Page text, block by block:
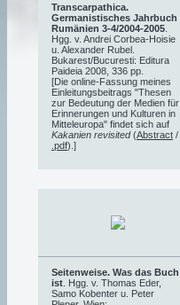
Transcarpathica.
Germanistisches Jahrbuch
Rumänien 3-4/2004-2005
Hgg. v. Andrei Corbea-Hoisie
u. Alexander Rubel.
Bukarest/Bucuresti: Editura
Paideia 2008, 336 pp.
[Die online-Fassung meines
Einleitungsbeitrags "Thesen
zur Bedeutung der Medien für
Erinnerungen und Kulturen in
Mitteleuropa" findet sich auf
Kakanien revisited(Abstract /
.pdf).]
Seitenweise. Was das Buch
ist . Hgg. v. Thomas Eder,
Samo Kobenter u. Peter